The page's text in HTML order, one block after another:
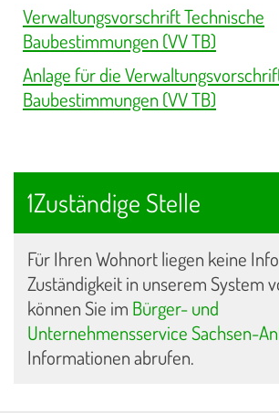
Verwaltungsvorschrift Technische
Baubestimmungen (VV TB)
Anlage für die
Baubestimmungen (VV TB)
1Zuständige Stelle
Für Ihren Wohnort liegen keine
Zuständigkeit in unserem System
können Sie im Bürger- und
Unternehmensservice Sachsen-
Informationen abrufen.